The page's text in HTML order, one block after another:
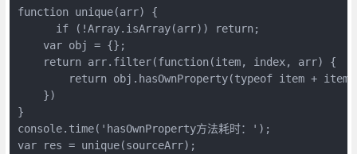
function unique(arr) {
      if (!Array.isArray(arr)) return;
    var obj = {};
    return arr.filter(function(item, index, arr) {
return obj.hasOwnProperty(typeof item +
    })
}
console.time('hasOwnProperty方法耗时：');
var res = unique(sourceArr);